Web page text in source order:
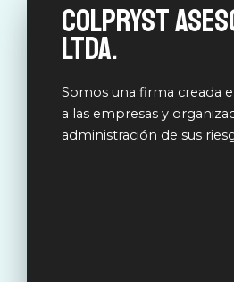
COLPRYST
LTDA.
Somos una firma creada
a las empresas y
administración de sus